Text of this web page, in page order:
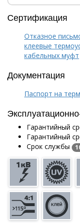
Сертификация
Отказное
клеевые
кабельных муфт
Документация
Паспорт на
Гарантийный
Гарантийный
Срок службы